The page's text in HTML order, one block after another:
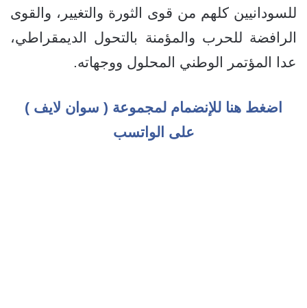
للسودانيين كلهم من قوى الثورة والتغيير، والقوى
الرافضة للحرب والمؤمنة بالتحول الديمقراطي،
عدا المؤتمر الوطني المحلول ووجهاته.
اضغط هنا للإنضمام لمجموعة ( سوان لايف )
على الواتسب